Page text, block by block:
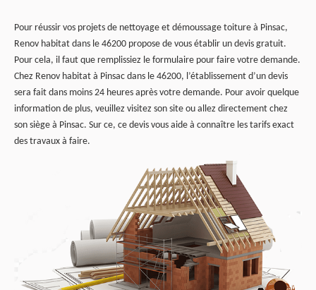
Pour réussir vos projets de nettoyage et démoussage toiture à Pinsac,
Renov habitat dans le 46200 propose de vous établir un devis gratuit.
Pour cela, il faut que remplissiez le formulaire pour faire votre demande.
Chez Renov habitat à Pinsac dans le 46200, l’établissement d’un devis
sera fait dans moins 24 heures après votre demande. Pour avoir quelque
information de plus, veuillez visitez son site ou allez directement chez
son siège à Pinsac. Sur ce, ce devis vous aide à connaître les tarifs exact
des travaux à faire.